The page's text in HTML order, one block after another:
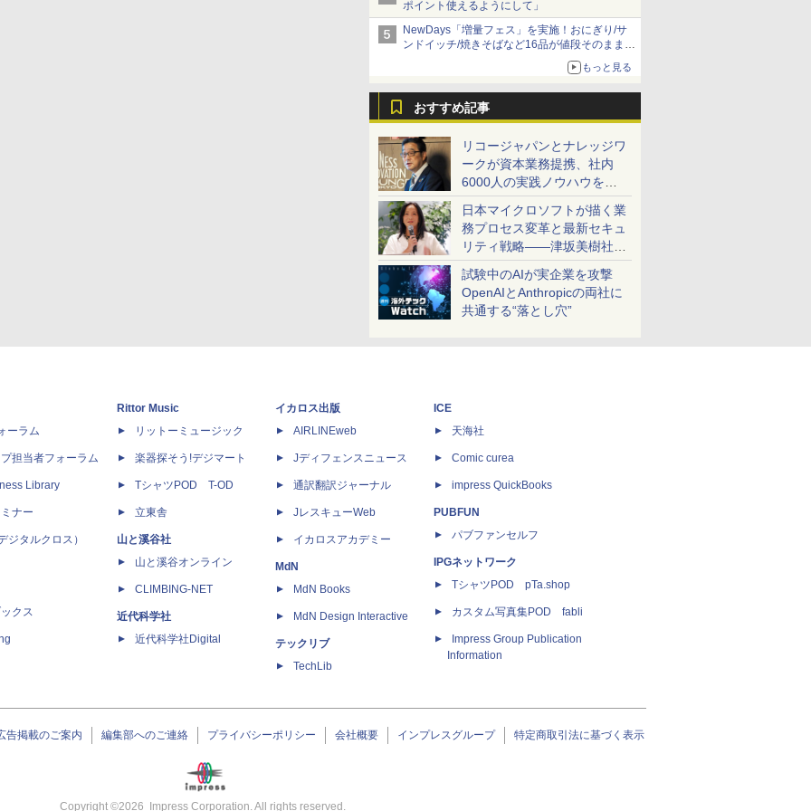
ポイント使えるようにして」
NewDays「増量フェス」を実施！おにぎり/サ
ンドイッチ/焼きそばなど16品が値段そのままで
もっと見る
おすすめ記事
リコージャパンとナレッジワ
ークが資本業務提携、社内
6000人の実践ノウハウを生
かした「AI商談記録 for
RICOH」を展開へ
日本マイクロソフトが描く業
務プロセス変革と最新セキュ
リティ戦略――津坂美樹社長
が2027年度戦略を説明
試験中のAIが実企業を攻撃
OpenAIとAnthropicの両社に
共通する“落とし穴”
ーラム
担当者フォーラム
Library
ナー
ジタルクロス）
クス
Rittor Music
リットーミュージック
楽器探そう!デジマート
TシャツPOD T-OD
立東舎
山と溪谷社
山と溪谷オンライン
CLIMBING-NET
近代科学社
近代科学社Digital
イカロス出版
AIRLINEweb
Jディフェンスニュース
通訳翻訳ジャーナル
JレスキューWeb
イカロスアカデミー
MdN
MdN Books
MdN Design Interactive
テックリブ
TechLib
ICE
天海社
Comic curea
impress QuickBooks
PUBFUN
パブファンセルフ
IPGネットワーク
TシャツPOD pTa.shop
カスタム写真集POD fabli
Impress Group Publication
Information
告掲載のご案内 編集部へのご連絡 プライバシーポリシー 会社概要 インプレスグループ 特定商取引法に基づく表示
Copyright ©2026 Impress Corporation. All rights reserved.